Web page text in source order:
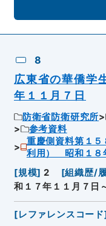
8
広東省の華僑
年１１月７日
防衛省防衛研究所
参考資料
重慶側資料第１
利用） 昭和１８
[規模] 2 [組織歴/
和１７年１１月７日
[レファレンスコード]